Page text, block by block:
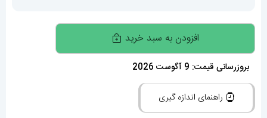
ساعت
مچی
مردانه
هابلوت
کرنوگراف
افزودن به سبد خرید
بروزرسانی قیمت: 9 آگوست 2026
راهنمای اندازه گیری